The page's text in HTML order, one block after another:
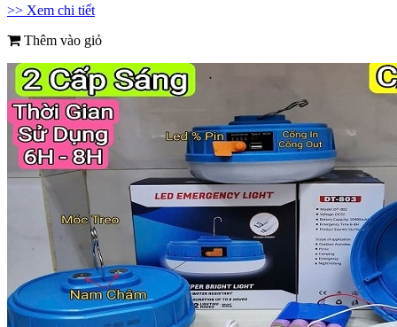
>> Xem chi tiết
Thêm vào giỏ